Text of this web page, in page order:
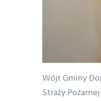
Wójt Gminy
Straży